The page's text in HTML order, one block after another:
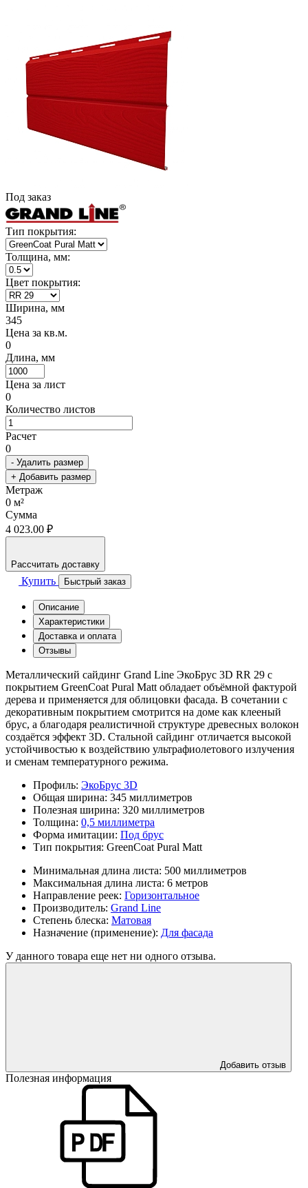
Под заказ
Тип покрытия:
Толщина, мм:
Цвет покрытия:
Ширина, мм
345
Цена за кв.м.
0
Длина, мм
Цена за лист
0
Количество листов
Расчет
0
- Удалить размер
+ Добавить размер
Метраж
0 м²
Сумма
4 023.00 ₽
Рассчитать доставку
Купить Быстрый заказ
Описание
Характеристики
Доставка и оплата
Отзывы
Металлический сайдинг Grand Line ЭкоБрус 3D RR 29 с
покрытием GreenCoat Pural Matt обладает объёмной фактурой
дерева и применяется для облицовки фасада. В сочетании с
декоративным покрытием смотрится на доме как клееный
брус, а благодаря реалистичной структуре древесных волокон
создаётся эффект 3D. Стальной сайдинг отличается высокой
устойчивостью к воздействию ультрафиолетового излучения
и сменам температурного режима.
Профиль: ЭкоБрус 3D
Общая ширина: 345 миллиметров
Полезная ширина: 320 миллиметров
Толщина: 0,5 миллиметра
Форма имитации: Под брус
Тип покрытия: GreenCoat Pural Matt
Минимальная длина листа: 500 миллиметров
Максимальная длина листа: 6 метров
Направление реек: Горизонтальное
Производитель: Grand Line
Степень блеска: Матовая
Назначение (применение): Для фасада
У данного товара еще нет ни одного отзыва.
Добавить отзыв
Полезная информация